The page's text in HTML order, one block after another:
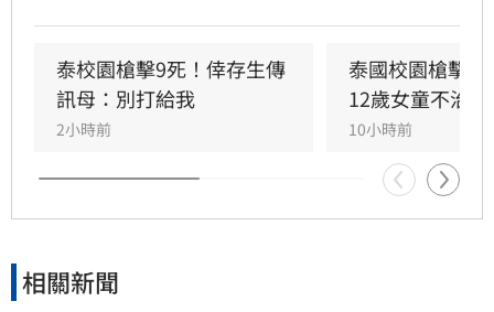
生後，泰國總理阿努廷（Anutin Charnvirakul）
隨即承諾推動新的槍枝管制法律，未來擬限制一
般民眾攜帶槍枝，僅允許執勤中的政府官員持
泰校園槍擊9死！倖存生傳
訊母：別打給我
2小時前
泰國校園槍擊
12歲女童不治
10小時前
相關新聞